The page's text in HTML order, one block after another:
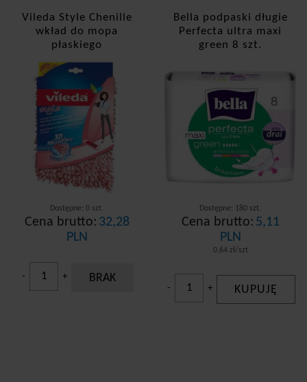
Vileda Style Chenille
wkład do mopa
płaskiego
Dostępne: 0 szt.
Cena brutto: 32,28
PLN
- + BRAK
Bella podpaski długie
Perfecta ultra maxi
green 8 szt.
Dostępne: 180 szt.
Cena brutto: 5,11
PLN
0,64 zł/szt
- + KUPUJĘ